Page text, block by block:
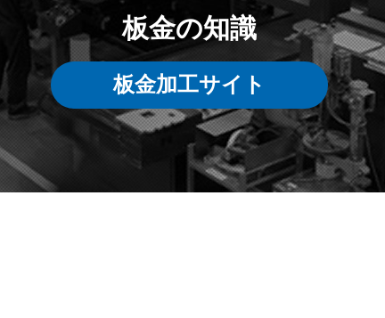
板金の知識
板金加工サイト